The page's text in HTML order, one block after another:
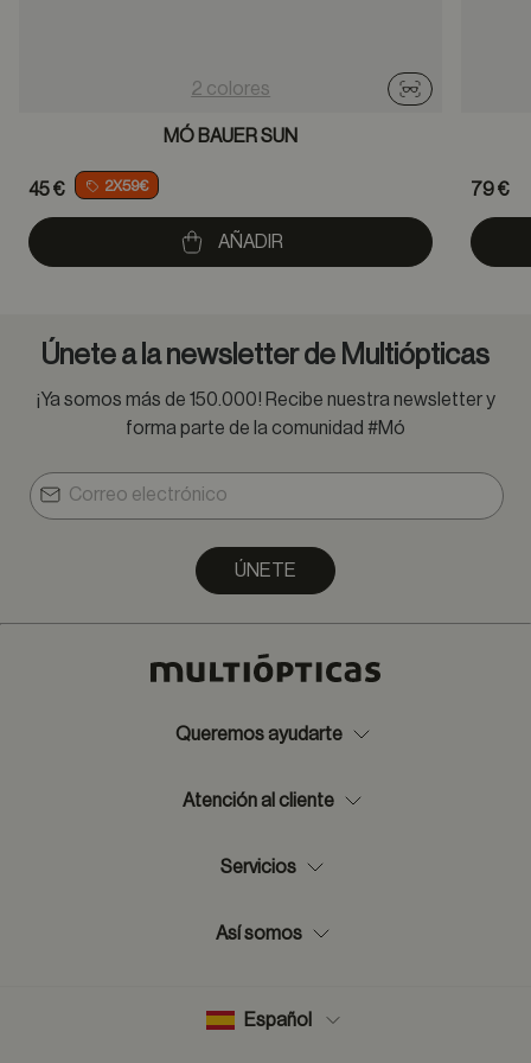
2 colores
Probador
MÓ BAUER SUN
45 € 2X59€
AÑADIR
79 €
Únete a la newsletter de Multiópticas
¡Ya somos más de 150.000! Recibe nuestra newsletter y
forma parte de la comunidad #Mó
ÚNETE
Queremos ayudarte
Atención al cliente
Servicios
Así somos
Español